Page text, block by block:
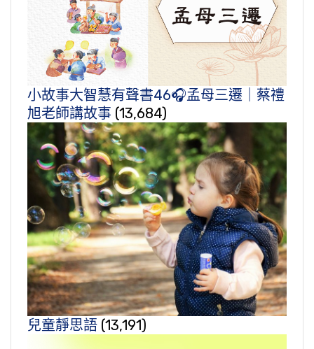
小故事大智慧有聲書46🎧孟母三遷｜蔡禮
旭老師講故事 (13,684)
兒童靜思語 (13,191)